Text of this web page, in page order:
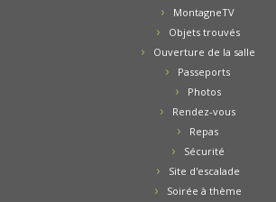
MontagneTV
Objets trouvés
Ouverture de la salle
Passeports
Photos
Rendez-vous
Repas
Sécurité
Site d'escalade
Soirée à thème